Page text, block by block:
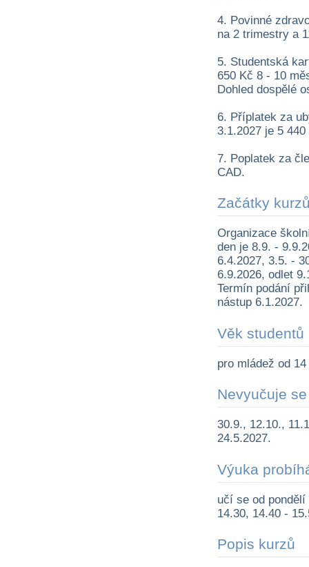
4. Povinné
na 2 trimestry a
5. Studentská
650 Kč 8 - 10
Dohled dospělé
6. Příplatek za
3.1.2027 je 5 440
7. Poplatek za
CAD.
Začátky
Organizace
den je 8.9. -
6.4.2027, 3.5. -
6.9.2026, odlet
Termín podání
nástup 6.1.2027.
Věk studentů
pro mládež od
Nevyučuje se
30.9., 12.10.,
24.5.2027.
Výuka
učí se od pondělí
14.30, 14.40 -
Popis kurzů